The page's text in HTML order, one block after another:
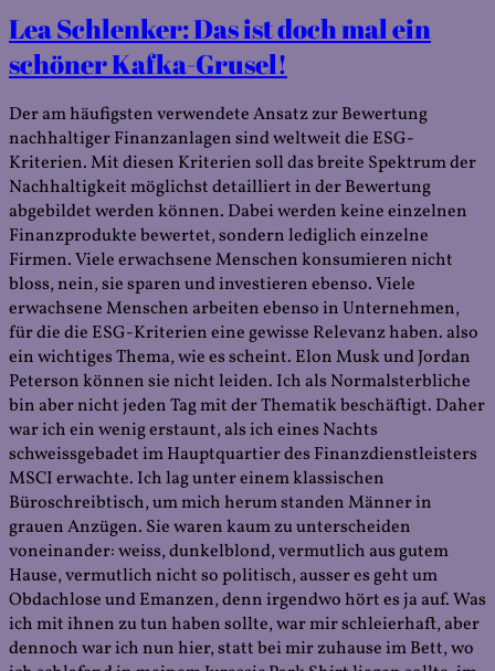
Lea Schlenker: Das ist doch mal ein
schöner Kafka-Grusel!
Der am häufigsten verwendete Ansatz zur Bewertung
nachhaltiger Finanzanlagen sind weltweit die ESG-
Kriterien. Mit diesen Kriterien soll das breite Spektrum der
Nachhaltigkeit möglichst detailliert in der Bewertung
abgebildet werden können. Dabei werden keine einzelnen
Finanzprodukte bewertet, sondern lediglich einzelne
Firmen. Viele erwachsene Menschen konsumieren nicht
bloss, nein, sie sparen und investieren ebenso. Viele
erwachsene Menschen arbeiten ebenso in Unternehmen,
für die die ESG-Kriterien eine gewisse Relevanz haben. also
ein wichtiges Thema, wie es scheint. Elon Musk und Jordan
Peterson können sie nicht leiden. Ich als Normalsterbliche
bin aber nicht jeden Tag mit der Thematik beschäftigt. Daher
war ich ein wenig erstaunt, als ich eines Nachts
schweissgebadet im Hauptquartier des Finanzdienstleisters
MSCI erwachte. Ich lag unter einem klassischen
Büroschreibtisch, um mich herum standen Männer in
grauen Anzügen. Sie waren kaum zu unterscheiden
voneinander: weiss, dunkelblond, vermutlich aus gutem
Hause, vermutlich nicht so politisch, ausser es geht um
Obdachlose und Emanzen, denn irgendwo hört es ja auf. Was
ich mit ihnen zu tun haben sollte, war mir schleierhaft, aber
dennoch war ich nun hier, statt bei mir zuhause im Bett, wo